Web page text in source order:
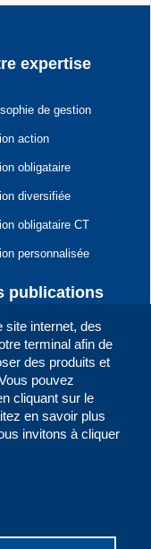
expertise
de gestion
action
obligataire
diversifiée
obligataire CT
personnalisée
publications
Hebdo
trimestrielle
Annuel
des marchés
site internet, des
terminal afin de
des produits et
pouvez
cliquant sur le
en savoir plus
invitons à cliquer